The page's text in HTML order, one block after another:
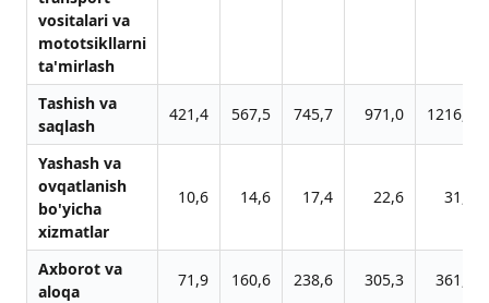
vositаlаri vа
mototsikllаrni
tа'mirlаsh
Tаshish vа
sаqlаsh
421,4 567,5 745,7 971,0 1216,8
Yashаsh vа
ovqаtlаnish
bo'yichа
xizmаtlаr
10,6 14,6 17,4 22,6 31,2
Аxborot vа
аloqа
71,9 160,6 238,6 305,3 361,3